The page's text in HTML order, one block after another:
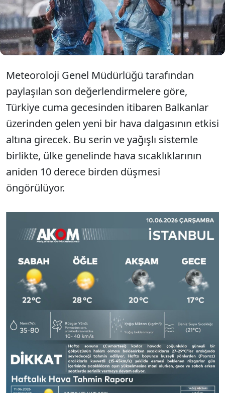
beklenirken, Meteoroloji Genel Müdürlüğü
bugün için de birçok il ve bölgeye sağanak
uyarısında bulundu.
Meteoroloji Genel Müdürlüğü tarafından
paylaşılan son değerlendirmelere göre,
Türkiye cuma gecesinden itibaren Balkanlar
üzerinden gelen yeni bir hava dalgasının etkisi
altına girecek. Bu serin ve yağışlı sistemle
birlikte, ülke genelinde hava sıcaklıklarının
aniden 10 derece birden düşmesi
öngörülüyor.